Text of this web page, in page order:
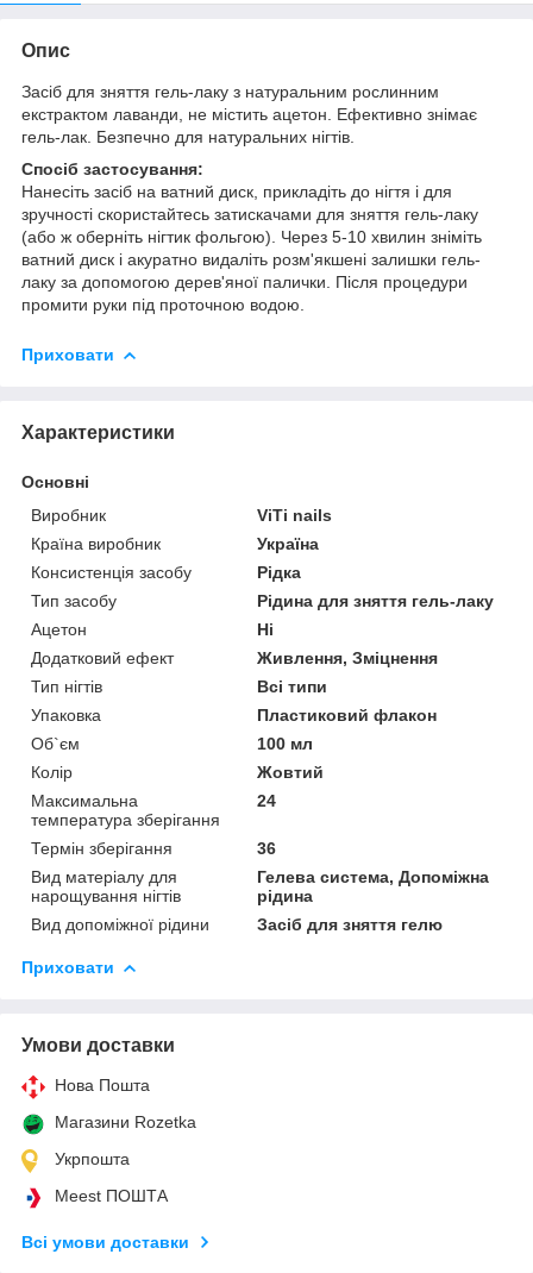
Опис
Засіб для зняття гель-лаку з натуральним рослинним
екстрактом лаванди, не містить ацетон. Ефективно знімає
гель-лак. Безпечно для натуральних нігтів.
Спосіб застосування:
Нанесіть засіб на ватний диск, прикладіть до нігтя і для
зручності скористайтесь затискачами для зняття гель-лаку
(або ж оберніть нігтик фольгою). Через 5-10 хвилин зніміть
ватний диск і акуратно видаліть розм'якшені залишки гель-
лаку за допомогою дерев'яної палички. Після процедури
промити руки під проточною водою.
Приховати
Характеристики
Основні
Виробник
ViTi nails
Країна виробник
Україна
Консистенція засобу
Рідка
Тип засобу
Рідина для зняття гель-лаку
Ацетон
Ні
Додатковий ефект
Живлення, Зміцнення
Тип нігтів
Всі типи
Упаковка
Пластиковий флакон
Об`єм
100 мл
Колір
Жовтий
Максимальна
температура зберігання
24
Термін зберігання
36
Вид матеріалу для
нарощування нігтів
Гелева система, Допоміжна
рідина
Вид допоміжної рідини
Засіб для зняття гелю
Приховати
Умови доставки
Нова Пошта
Магазини Rozetka
Укрпошта
Meest ПОШТА
Всі умови доставки